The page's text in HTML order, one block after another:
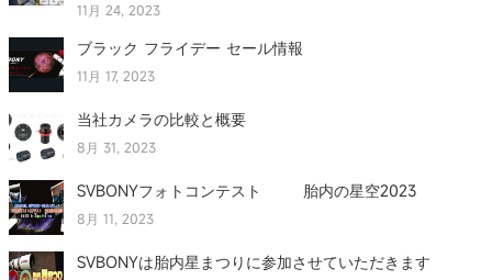
11月 24, 2023
ブラック フライデー セール情報
11月 17, 2023
当社カメラの比較と概要
8月 31, 2023
SVBONYフォトコンテスト 胎内の星空2023
8月 11, 2023
SVBONYは胎内星まつりに参加させていただきます